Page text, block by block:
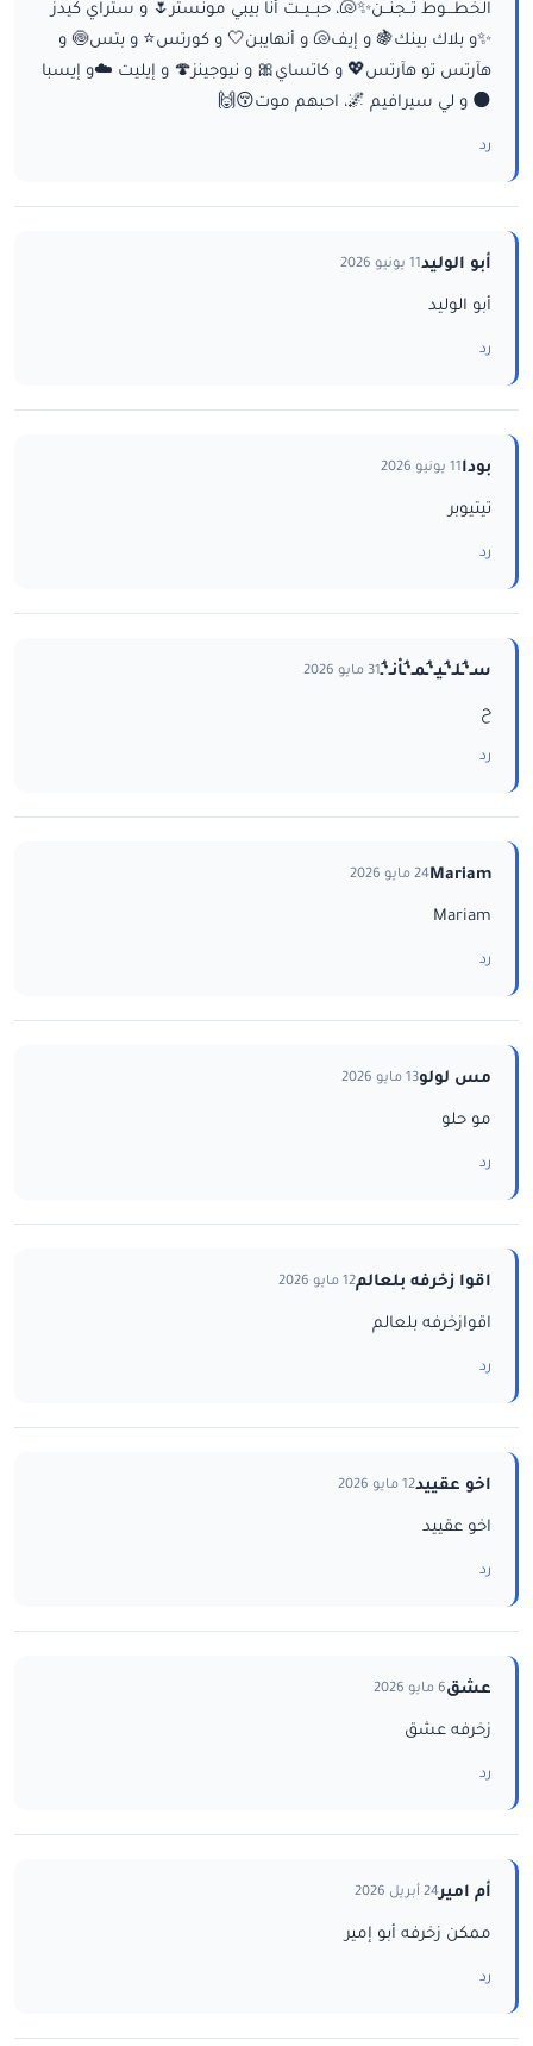
الخطـــوط تــجنــن✨🐚، حبــيــت أنا بيبي مونستر🌷 و ستراي كيدز
✨و بلاك بينك🍇 و إيف🐚 و أنهايبن🤍 و كورتس⭐ و بتس🍥 و
هآرتس تو هآرتس💖 و كاتساي🎀 و نيوجينز🍄 و إيليت ☁️و إيسبا
🌑 و لي سيرافيم 🌌، احبهم موت😚🙌
رد
أبو الوليد11 يونيو 2026
أبو الوليد
رد
بودا11 يونيو 2026
تيتيوبر
رد
سـ‘ـُلـ‘ـُيـ‘ـُمـ‘ـُاْنـ‘ـُ31 مايو 2026
ح
رد
Mariam24 مايو 2026
Mariam
رد
مس لولو13 مايو 2026
مو حلو
رد
اقوا زخرفه بلعالم12 مايو 2026
اقوازخرفه بلعالم
رد
اخو عقييد12 مايو 2026
اخو عقييد
رد
عشق6 مايو 2026
زخرفه عشق
رد
أم امير24 أبريل 2026
ممكن زخرفه أبو إمير
رد